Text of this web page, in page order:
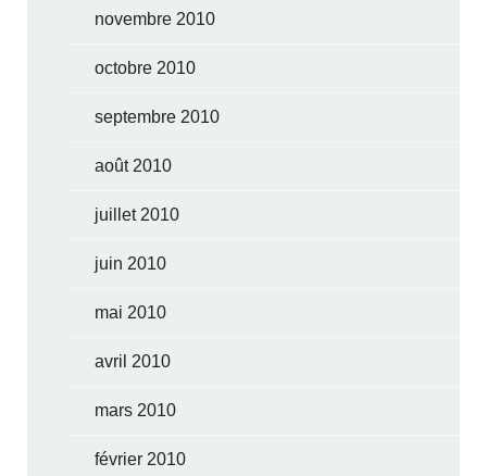
novembre 2010
octobre 2010
septembre 2010
août 2010
juillet 2010
juin 2010
mai 2010
avril 2010
mars 2010
février 2010